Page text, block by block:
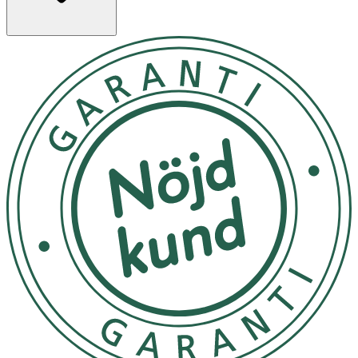
Håll flaskan 20–30 cm från ansiktet. Blunda och spraya
jämnt över ansiktet – på ren hud för att preppa, över
makeup för att fixera, eller när du vill fräscha upp din
look under dagen.
Utsätt ej för direkt solljus
OK för gravida och ammande:
Ja
Ingredienser:
INGREDIENTS: AQUA, ISODODECANE, HYDROLYZED
CORN STARCH, PENTYLENE GLYCOL, PROPANEDIOL,
SILICA, 1,2-HEXANEDIOL, POLYGLYCERYL-3 COCOATE,
POLYGLYCERYL-4 CAPRATE, POLYGLYCERYL-6
CAPRYLATE, POLYGLYCERYL-6 RICINOLEATE,
HYDROXYACETOPHENONE, CITRIC ACID, TETRASODIUM
GLUTAMATE DIACETATE, BAKUCHIOL, NIACINAMIDE,